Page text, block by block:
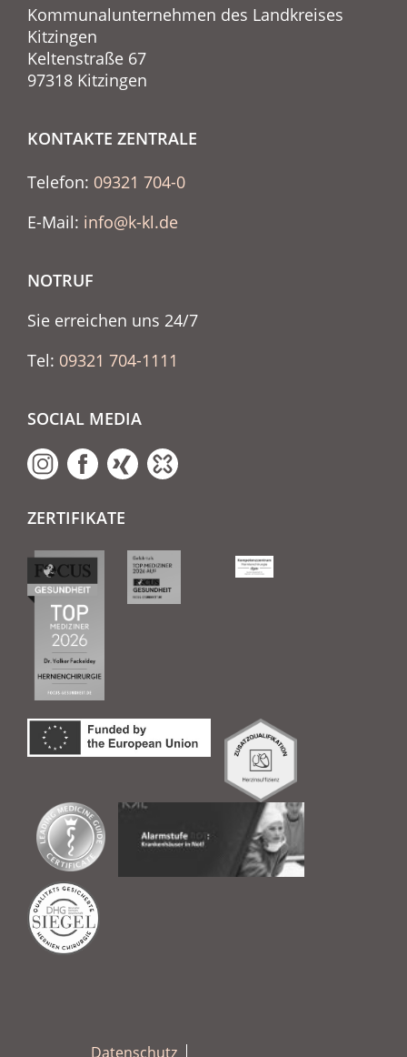
Kommunalunternehmen des Landkreises
Kitzingen
Keltenstraße 67
97318 Kitzingen
KONTAKTE ZENTRALE
Telefon: 09321 704-0
E-Mail: info@k-kl.de
NOTRUF
Sie erreichen uns 24/7
Tel: 09321 704-1111
SOCIAL MEDIA
ZERTIFIKATE
Datenschutz